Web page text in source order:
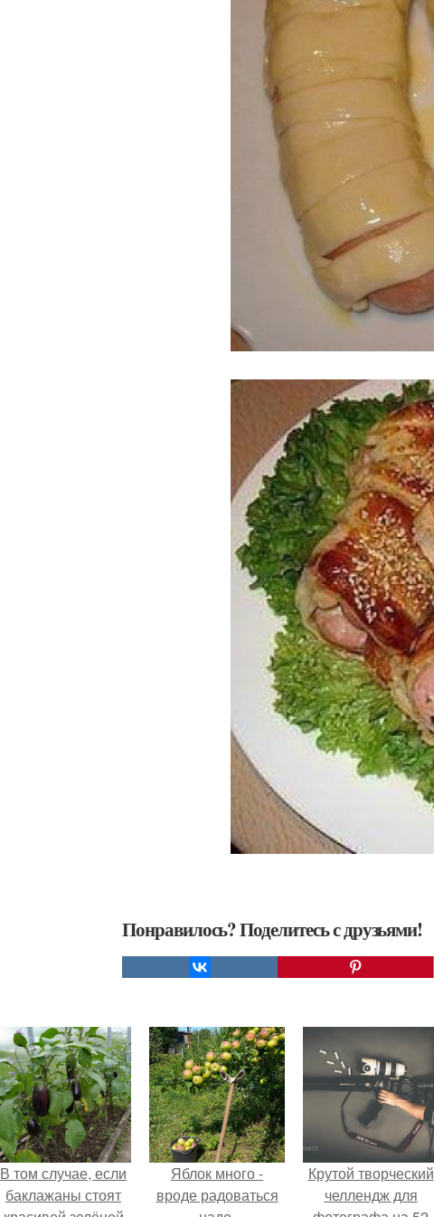
Понравилось? Поделитесь с друзьями!
В том случае, если
баклажаны стоят
Яблок много -
вроде радоваться
Крутой творческий
челлендж для